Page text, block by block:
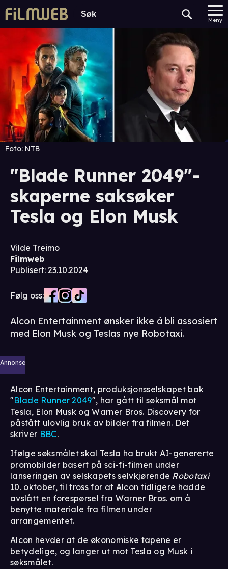
Meny
Foto: NTB
"Blade Runner 2049"-
skaperne saksøker
Tesla og Elon Musk
Vilde Treimo
Filmweb
Publisert: 23.10.2024
Følg oss:
Alcon Entertainment ønsker ikke å bli assosiert
med Elon Musk og Teslas nye Robotaxi.
Annonse
Alcon Entertainment, produksjonsselskapet bak
"Blade Runner 2049", har gått til søksmål mot
Tesla, Elon Musk og Warner Bros. Discovery for
påstått ulovlig bruk av bilder fra filmen. Det
skriver BBC.
Ifølge søksmålet skal Tesla ha brukt AI-genererte
promobilder basert på sci-fi-filmen under
lanseringen av selskapets selvkjørende Robotaxi
10. oktober, til tross for at Alcon tidligere hadde
avslått en forespørsel fra Warner Bros. om å
benytte materiale fra filmen under
arrangementet.
Alcon hevder at de økonomiske tapene er
betydelige, og langer ut mot Tesla og Musk i
søksmålet.